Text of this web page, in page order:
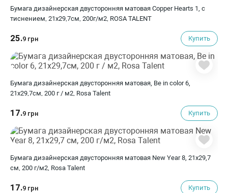
Бумага дизайнерская двусторонняя матовая Copper Hearts 1, с
тиснением, 21х29,7см, 200г/м2, ROSA TALENT
25.9 грн Купить
Бумага дизайнерская двусторонняя матовая, Be in color 6,
21х29,7см, 200 г / м2, Rosa Talent
17.9 грн Купить
Бумага дизайнерская двусторонняя матовая New Year 8, 21х29,7
см, 200 г/м2, Rosa Talent
17.9 грн Купить